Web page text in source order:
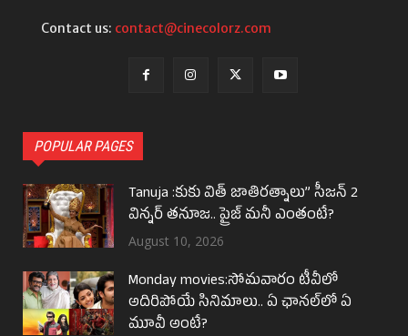
Contact us: contact@cinecolorz.com
POPULAR PAGES
Tanuja :కుకు విత్ జాతిరత్నాలు” సీజన్ 2
విన్నర్ తనూజ.. ప్రైజ్ మనీ ఎంతంటే?
August 10, 2026
Monday movies:సోమవారం టీవీలో
అదిరిపోయే సినిమాలు.. ఏ ఛానల్‌లో ఏ
మూవీ అంటే?